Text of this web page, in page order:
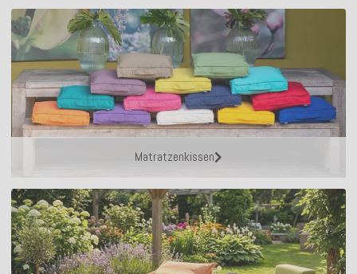
Matratzenkissen